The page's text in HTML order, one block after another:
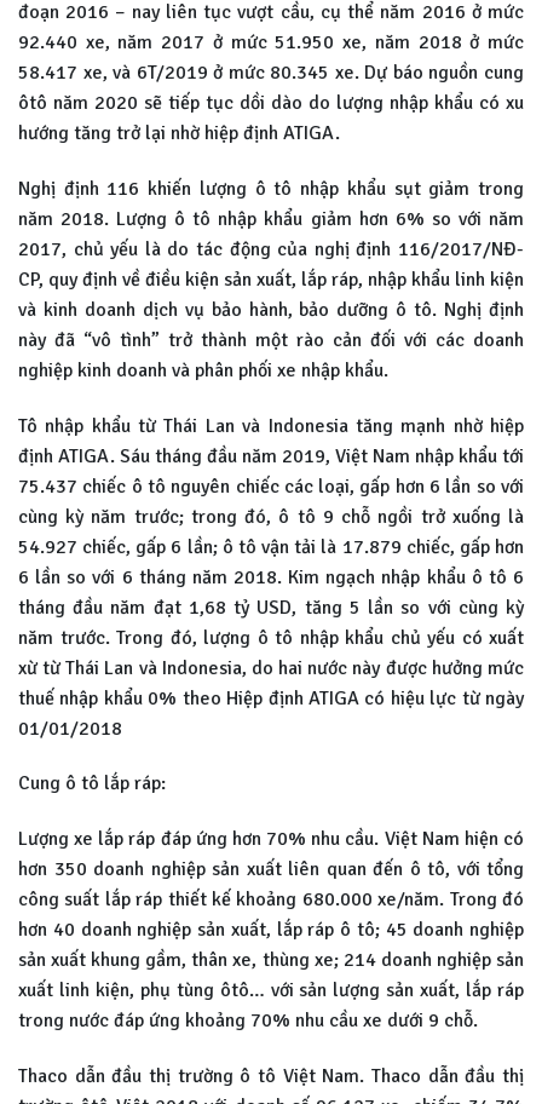
đoạn 2016 – nay liên tục vượt cầu, cụ thể năm 2016 ở mức
92.440 xe, năm 2017 ở mức 51.950 xe, năm 2018 ở mức
58.417 xe, và 6T/2019 ở mức 80.345 xe. Dự báo nguồn cung
ôtô năm 2020 sẽ tiếp tục dồi dào do lượng nhập khẩu có xu
hướng tăng trở lại nhờ hiệp định ATIGA.
Nghị định 116 khiến lượng ô tô nhập khẩu sụt giảm trong
năm 2018. Lượng ô tô nhập khẩu giảm hơn 6% so với năm
2017, chủ yếu là do tác động của nghị định 116/2017/NĐ-
CP, quy định về điều kiện sản xuất, lắp ráp, nhập khẩu linh kiện
và kinh doanh dịch vụ bảo hành, bảo dưỡng ô tô. Nghị định
này đã “vô tình” trở thành một rào cản đối với các doanh
nghiệp kinh doanh và phân phối xe nhập khẩu.
Tô nhập khẩu từ Thái Lan và Indonesia tăng mạnh nhờ hiệp
định ATIGA. Sáu tháng đầu năm 2019, Việt Nam nhập khẩu tới
75.437 chiếc ô tô nguyên chiếc các loại, gấp hơn 6 lần so với
cùng kỳ năm trước; trong đó, ô tô 9 chỗ ngồi trở xuống là
54.927 chiếc, gấp 6 lần; ô tô vận tải là 17.879 chiếc, gấp hơn
6 lần so với 6 tháng năm 2018. Kim ngạch nhập khẩu ô tô 6
tháng đầu năm đạt 1,68 tỷ USD, tăng 5 lần so với cùng kỳ
năm trước. Trong đó, lượng ô tô nhập khẩu chủ yếu có xuất
xừ từ Thái Lan và Indonesia, do hai nước này được hưởng mức
thuế nhập khẩu 0% theo Hiệp định ATIGA có hiệu lực từ ngày
01/01/2018
Cung ô tô lắp ráp:
Lượng xe lắp ráp đáp ứng hơn 70% nhu cầu. Việt Nam hiện có
hơn 350 doanh nghiệp sản xuất liên quan đến ô tô, với tổng
công suất lắp ráp thiết kế khoảng 680.000 xe/năm. Trong đó
hơn 40 doanh nghiệp sản xuất, lắp ráp ô tô; 45 doanh nghiệp
sản xuất khung gầm, thân xe, thùng xe; 214 doanh nghiệp sản
xuất linh kiện, phụ tùng ôtô… với sản lượng sản xuất, lắp ráp
trong nước đáp ứng khoảng 70% nhu cầu xe dưới 9 chỗ.
Thaco dẫn đầu thị trường ô tô Việt Nam. Thaco dẫn đầu thị